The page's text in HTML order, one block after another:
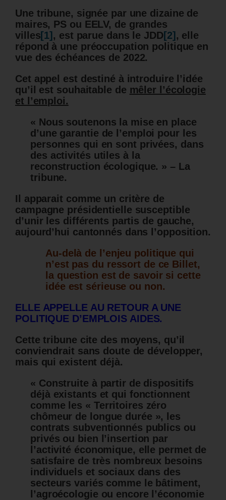
Une tribune, signée par une dizaine de
maires, PS ou EELV, de grandes
villes[1] , est parue dans le JDD[2] , elle
répond à une préoccupation politique en
vue des échéances de 2022.
Cet appel est destiné à introduire l’idée
qu’il est souhaitable de mêler l’écologie
et l’emploi.
« Nous soutenons la mise en place
d’une garantie de l’emploi pour les
personnes qui en sont privées, dans
des activités utiles à la
reconstruction écologique. » – La
tribune.
Il apparait comme un critère de
campagne présidentielle susceptible
d’unir les différents partis de gauche,
aujourd’hui cantonnés dans l’opposition.
Au-delà de l’enjeu politique qui
n’est pas du ressort de ce Billet,
la question est de savoir si cette
idée est sérieuse ou non.
ELLE APPELLE AU RETOUR A UNE
POLITIQUE D’EMPLOIS AIDES.
Cette tribune cite des moyens, qu’il
conviendrait sans doute de développer,
mais qui existent déjà.
« Construite à partir de dispositifs
déjà existants et qui fonctionnent
comme les « Territoires zéro
chômeur de longue durée », les
contrats subventionnés publics ou
privés ou bien l’insertion par
l’activité économique, elle permet de
satisfaire de très nombreux besoins
individuels et sociaux dans des
secteurs variés comme le bâtiment,
l’agroécologie ou encore l’économie